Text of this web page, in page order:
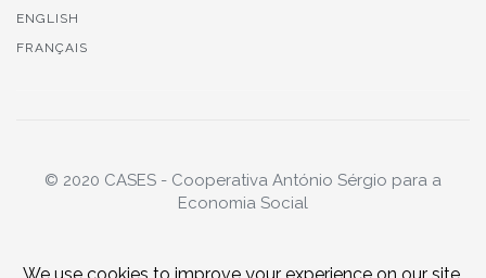
ENGLISH
FRANÇAIS
© 2020 CASES - Cooperativa António Sérgio para a
Economia Social